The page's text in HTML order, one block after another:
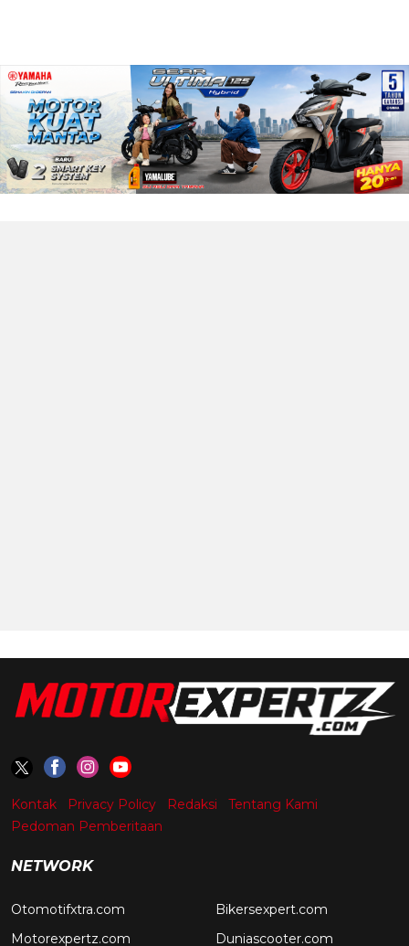
Kontak Privacy Policy Redaksi
Tentang Kami
Pedoman Pemberitaan
NETWORK
Otomotifxtra.com
Motorexpertz.com
Bikersexpert.com
Duniascooter.com